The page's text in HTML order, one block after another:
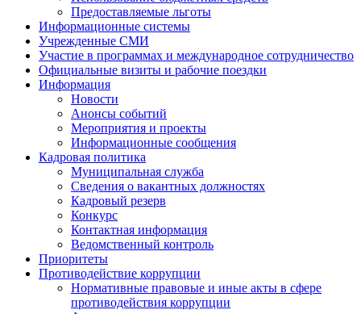
Предоставляемые льготы
Информационные системы
Учрежденные СМИ
Участие в программах и международное сотрудничество
Официальные визиты и рабочие поездки
Информация
Новости
Анонсы событий
Мероприятия и проекты
Информационные сообщения
Кадровая политика
Муниципальная служба
Сведения о вакантных должностях
Кадровый резерв
Конкурс
Контактная информация
Ведомственный контроль
Приоритеты
Противодействие коррупции
Нормативные правовые и иные акты в сфере
противодействия коррупции